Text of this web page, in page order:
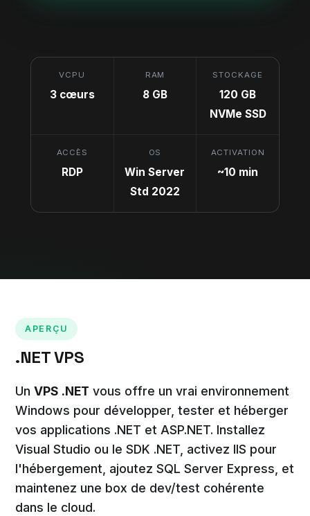
VCPU
3 cœurs
RAM
8 GB
STOCKAGE
120 GB
NVMe SSD
ACCÈS
RDP
OS
Win Server
Std 2022
ACTIVATION
~10 min
APERÇU
.NET VPS
Un VPS .NET vous offre un vrai environnement
Windows pour développer, tester et héberger
vos applications .NET et ASP.NET. Installez
Visual Studio ou le SDK .NET, activez IIS pour
l'hébergement, ajoutez SQL Server Express, et
maintenez une box de dev/test cohérente
dans le cloud.